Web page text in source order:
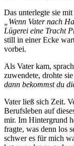
Das unterlegte sie
„Wenn Vater nach
Lügerei eine Tracht
still in einer Ecke
vorbei.
Als Vater kam,
zuwendete, drohte
dann bekommst du
Vater ließ sich Zeit.
Berufsleben auf
mir. Im Hintergrund
fragte, was denn los
schwer es für mich